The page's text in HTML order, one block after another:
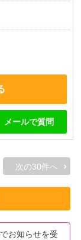
メールで質問
次の30件へ
お知らせを受